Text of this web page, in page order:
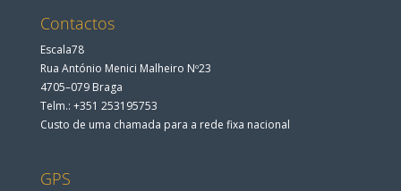
Contactos
Escala78
Rua António Menici Malheiro Nº23
4705–079 Braga
Telm.: +351 253195753
Custo de uma chamada para a rede fixa nacional
GPS